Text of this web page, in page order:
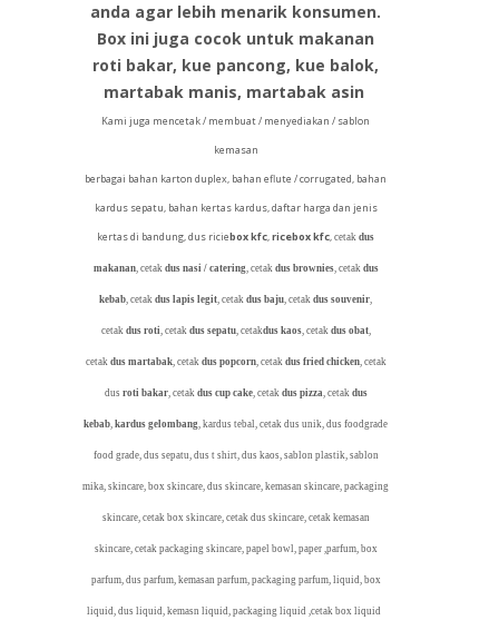
anda agar lebih menarik konsumen.
Box ini juga cocok untuk makanan
roti bakar, kue pancong, kue balok,
martabak manis, martabak asin
Kami juga mencetak / membuat / menyediakan / sablon
kemasan
berbagai bahan karton duplex, bahan eflute / corrugated, bahan
kardus sepatu, bahan kertas kardus, daftar harga dan jenis
kertas di bandung, dus riciebox kfc,ricebox kfc, cetak dus
makanan, cetak dus nasi / catering, cetak dus brownies, cetak dus
kebab, cetak dus lapis legit, cetak dus baju, cetak dus souvenir,
cetak dus roti, cetak dus sepatu, cetakdus kaos, cetak dus obat,
cetak dus martabak, cetak dus popcorn, cetak dus fried chicken, cetak
dus roti bakar, cetak dus cup cake, cetak dus pizza, cetak dus
kebab, kardus gelombang, kardus tebal, cetak dus unik, dus foodgrade
food grade, dus sepatu, dus t shirt, dus kaos, sablon plastik, sablon
mika, skincare, box skincare, dus skincare, kemasan skincare, packaging
skincare, cetak box skincare, cetak dus skincare, cetak kemasan
skincare, cetak packaging skincare, papel bowl, paper ,parfum, box
parfum, dus parfum, kemasan parfum, packaging parfum, liquid, box
liquid, dus liquid, kemasn liquid, packaging liquid ,cetak box liquid